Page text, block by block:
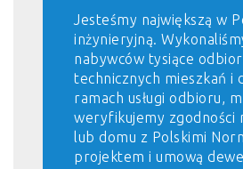
Jesteśmy największą w
inżynieryjną.
nabywców tysiące
technicznych mieszkań i
ramach usługi odbioru,
weryfikujemy zgodności
lub domu z Polskimi
projektem i umową